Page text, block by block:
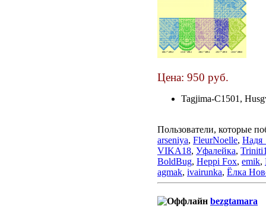
Цена: 950 руб.
Tagjima-C1501,
Пользователи, которые
arseniya, FleurNoelle,
VIKA18, Уфалейка,
BoldBug, Heppi Fox, emik,
agmak, ivairunka, Ёлка
bezgtamara